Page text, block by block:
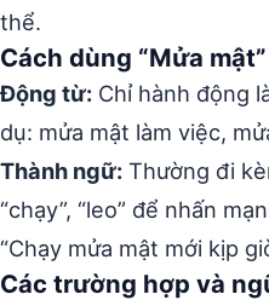
thể.
Cách dùng “Mửa
Động từ: Chỉ hành động
dụ: mửa mật làm việc,
Thành ngữ: Thường đi
“chạy”, “leo” để nhấn
“Chạy mửa mật mới kịp
Các trường hợp và